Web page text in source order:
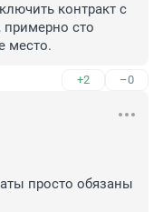
контракт с
сто
место.
+2 –0
просто обязаны